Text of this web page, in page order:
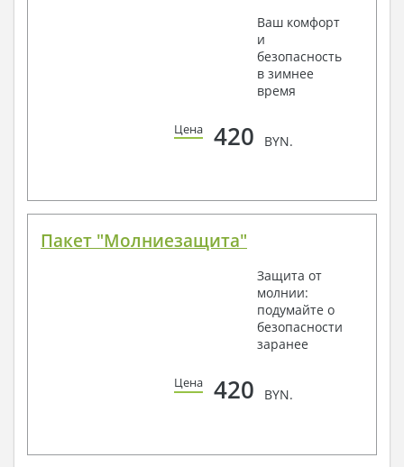
Ваш комфорт
и
безопасность
в зимнее
время
Цена 420 BYN.
Пакет "Молниезащита"
Защита от
молнии:
подумайте о
безопасности
заранее
Цена 420 BYN.